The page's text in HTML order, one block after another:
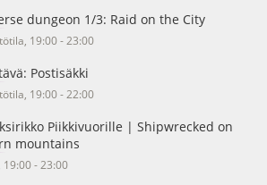
dungeon 1/3: Raid on the City
19:00 - 23:00
Postisäkki
19:00 - 22:00
Piikkivuorille | Shipwrecked on
mountains
19:00 - 23:00